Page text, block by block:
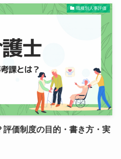
職種別人事評価
価制度の目的・書き方・実